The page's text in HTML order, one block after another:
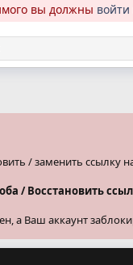
вы должны войти
/ заменить ссылку
/ Восстановить
Ваш аккаунт